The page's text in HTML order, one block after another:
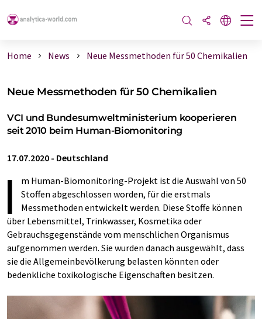
Home News Neue Messmethoden für 50 Chemikalien
Neue Messmethoden für 50 Chemikalien
VCI und Bundesumweltministerium kooperieren
seit 2010 beim Human-Biomonitoring
17.07.2020 - Deutschland
I
m Human-Biomonitoring-Projekt ist die Auswahl von 50
Stoffen abgeschlossen worden, für die erstmals
Messmethoden entwickelt werden. Diese Stoffe können
über Lebensmittel, Trinkwasser, Kosmetika oder
Gebrauchsgegenstände vom menschlichen Organismus
aufgenommen werden. Sie wurden danach ausgewählt, dass
sie die Allgemeinbevölkerung belasten könnten oder
bedenkliche toxikologische Eigenschaften besitzen.